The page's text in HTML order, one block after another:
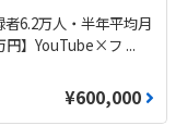
者6.2万人・半年平均月
円】YouTube×フ ...
¥600,000